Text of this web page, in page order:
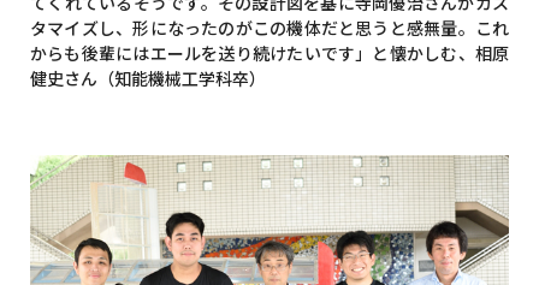
タマイズし、形になったのがこの機体だと思うと感無量。これ
からも後輩にはエールを送り続けたいです」と懐かしむ、相原
健史さん（知能機械工学科卒）